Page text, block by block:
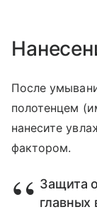
После
полотенцем
нанесите
фактором.
Защита